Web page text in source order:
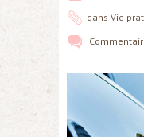
dans Vie